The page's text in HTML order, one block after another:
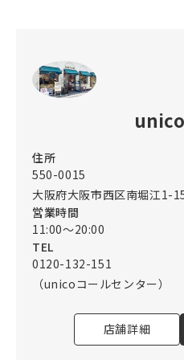
住所
550-0015
大阪府大阪市西区南堀江1-
営業時間
11:00～20:00
TEL
0120-132-151
（unicoコールセンター）
店舗詳細